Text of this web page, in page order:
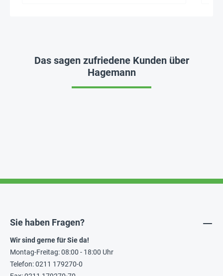
Das sagen zufriedene Kunden über
Hagemann
Sie haben Fragen?
Wir sind gerne für Sie da!
Montag-Freitag: 08:00 - 18:00 Uhr
Telefon: 0211 179270-0